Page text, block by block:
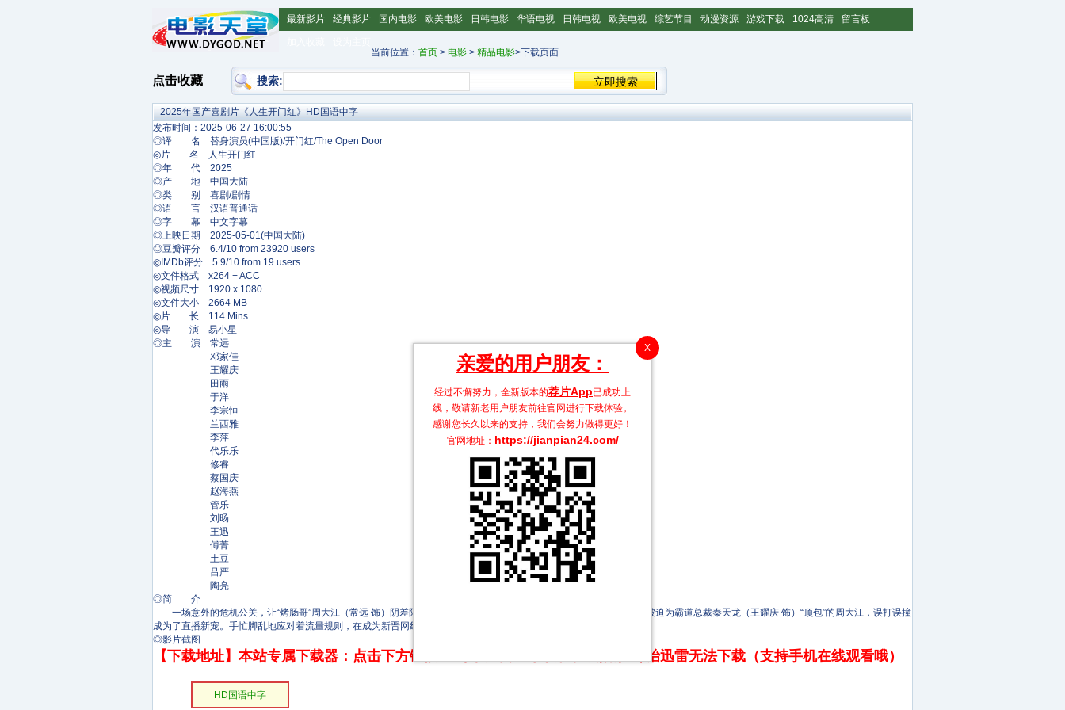
最新影片 经典影片 国内电影 欧美电影 日韩电影 华语电视 日韩电视 欧美电视 综艺节目 动漫资源 游戏下载 1024高清 留言板
当前位置： 首页 > 电影 > 精品电影>下载页面
点击收藏 搜索:
X
亲爱的用户朋友：
经过不懈努力，全新版本的荐片App已成功上
线，敬请新老用户朋友前往官网进行下载体验。
感谢您长久以来的支持，我们会努力做得更好！
官网地址： https://jianpian24.com/
2025年国产喜剧片《人生开门红》HD国语中字
发布时间：2025-06-27 16:00:55
◎译 名 替身演员(中国版)/开门红/The Open Door
◎片 名 人生开门红
◎年 代 2025
◎产 地 中国大陆
◎类 别 喜剧/剧情
◎语 言 汉语普通话
◎字 幕 中文字幕
◎上映日期 2025-05-01(中国大陆)
◎豆瓣评分 6.4/10 from 23920 users
◎IMDb评分 5.9/10 from 19 users
◎文件格式 x264 + ACC
◎视频尺寸 1920 x 1080
◎文件大小 2664 MB
◎片 长 114 Mins
◎导 演 易小星
◎主 演 常远
邓家佳
王耀庆
田雨
于洋
李宗恒
兰西雅
李萍
代乐乐
修睿
蔡国庆
赵海燕
管乐
刘旸
王迅
傅菁
土豆
吕严
陶亮
◎简 介
一场意外的危机公关，让“烤肠哥”周大江（常远 饰）阴差阳错与顶流网红小海茉（邓家佳 饰）组成了“预制情侣”，被迫为霸道总裁秦天龙（王耀庆 饰）“顶包”的周大江，误打误撞
成为了直播新宠。手忙脚乱地应对着流量规则，在成为新晋网红的路上笑料百出。
◎影片截图
【下载地址】本站专属下载器：点击下方链接 即可享受高速下载和在线播放 专治迅雷无法下载（支持手机在线观看哦）
HD国语中字